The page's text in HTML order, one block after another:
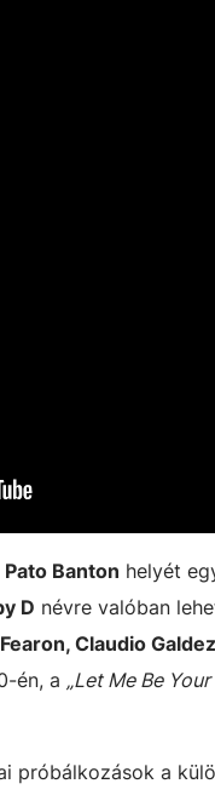
Pato Banton helyét
D névre valóban
Claudio Galdez
én, a „Let Me Be
próbálkozások a